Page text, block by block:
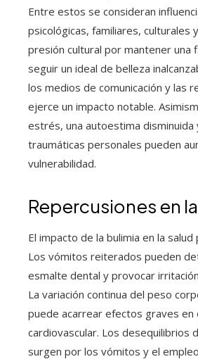
Entre estos se consideran
psicológicas, familiares, culturales
presión cultural por mantener una
seguir un ideal de belleza
los medios de comunicación y las
ejerce un impacto notable.
estrés, una autoestima disminuida
traumáticas personales pueden
vulnerabilidad.
Repercusiones en
El impacto de la bulimia en la
Los vómitos reiterados pueden
esmalte dental y provocar
La variación continua del peso
puede acarrear efectos graves en
cardiovascular. Los desequilibrios
surgen por los vómitos y el